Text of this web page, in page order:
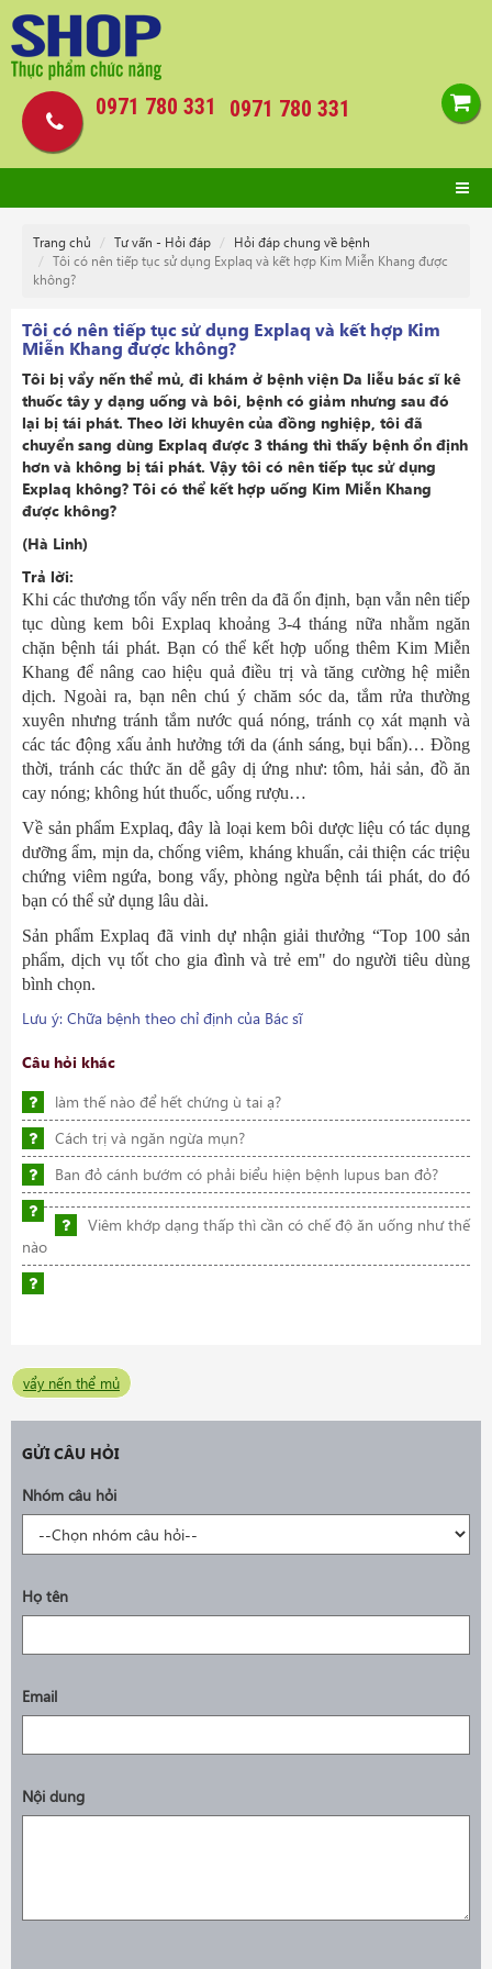
0971 780 331
0971 780 331
Trang chủ Tư vấn - Hỏi đáp
Hỏi đáp chung về bệnh
Tôi có nên tiếp tục sử dụng Explaq và kết hợp Kim Miễn Khang được
không?
Tôi có nên tiếp tục sử dụng Explaq và kết hợp Kim
Miễn Khang được không?
Tôi bị vẩy nến thể mủ, đi khám ở bệnh viện Da liễu bác sĩ kê
thuốc tây y dạng uống và bôi, bệnh có giảm nhưng sau đó
lại bị tái phát. Theo lời khuyên của đồng nghiệp, tôi đã
chuyển sang dùng Explaq được 3 tháng thì thấy bệnh ổn định
hơn và không bị tái phát. Vậy tôi có nên tiếp tục sử dụng
Explaq không? Tôi có thể kết hợp uống Kim Miễn Khang
được không?
(Hà Linh)
Trả lời:
Khi các thương tổn vẩy nến trên da đã ổn định, bạn vẫn nên tiếp
tục dùng kem bôi Explaq khoảng 3-4 tháng nữa nhằm ngăn
chặn bệnh tái phát. Bạn có thể kết hợp uống thêm Kim Miễn
Khang để nâng cao hiệu quả điều trị và tăng cường hệ miễn
dịch. Ngoài ra, bạn nên chú ý chăm sóc da, tắm rửa thường
xuyên nhưng tránh tắm nước quá nóng, tránh cọ xát mạnh và
các tác động xấu ảnh hưởng tới da (ánh sáng, bụi bẩn)… Đồng
thời, tránh các thức ăn dễ gây dị ứng như: tôm, hải sản, đồ ăn
cay nóng; không hút thuốc, uống rượu…
Về sản phẩm Explaq, đây là loại kem bôi dược liệu có tác dụng
dưỡng ẩm, mịn da, chống viêm, kháng khuẩn, cải thiện các triệu
chứng viêm ngứa, bong vẩy, phòng ngừa bệnh tái phát, do đó
bạn có thể sử dụng lâu dài.
Sản phẩm Explaq đã vinh dự nhận giải thưởng “Top 100 sản
phẩm, dịch vụ tốt cho gia đình và trẻ em" do người tiêu dùng
bình chọn.
Lưu ý: Chữa bệnh theo chỉ định của Bác sĩ
Câu hỏi khác
làm thế nào để hết chứng ù tai ạ?
Cách trị và ngăn ngừa mụn?
Ban đỏ cánh bướm có phải biểu hiện bệnh lupus ban đỏ?
Viêm khớp dạng thấp thì cần có chế độ ăn uống như thế
nào
vẩy nến thể mủ
GỬI CÂU HỎI
Nhóm câu hỏi
Họ tên
Email
Nội dung